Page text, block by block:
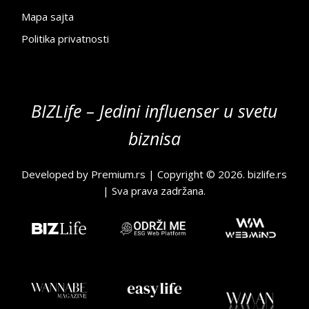
Mapa sajta
Politika privatnosti
BIZLife – Jedini influenser u svetu
biznisa
Developed by Premium.rs | Copyright © 2026.bizlife.rs
| Sva prava zadržana.